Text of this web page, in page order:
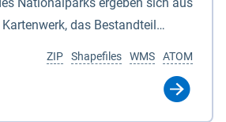
das Bestandteil
1 : 100 000 (Anlage 2), 2.
Karte 1 : 5 000 (AK5) im
ATOM
WMS
Shapefiles
ZIP